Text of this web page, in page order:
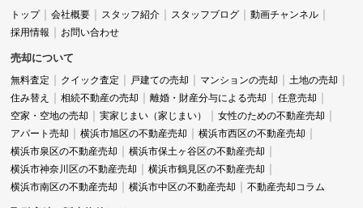
トップ 会社概要 スタッフ紹介 スタッフブログ
動画チャンネル
採用情報
お問い合わせ
売却について
無料査定 クイック査定 戸建ての売却 マンションの売却
土地の売却
住み替え
相続不動産の売却 離婚・財産分与による売却
任意売却
空家・空地の売却
実家じまい（家じまい）
女性のための不動産売却
アパート売却
横浜市旭区の不動産売却
横浜市西区の不動産売却
横浜市泉区の不動産売却
横浜市保土ヶ谷区の不動産売却
横浜市神奈川区の不動産売却
横浜市鶴見区の不動産売却
横浜市南区の不動産売却
横浜市中区の不動産売却 不動産売却コラム